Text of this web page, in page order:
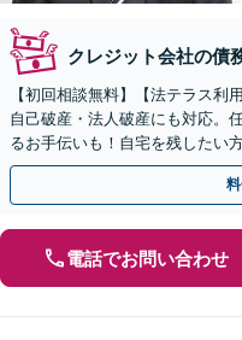
クレジット会社の債
【初回相談無料】【法テラス利
自己破産・法人破産にも対応。
るお手伝いも！自宅を残したい
にバレたくない方もご相談を【
電話でお問い合わせ